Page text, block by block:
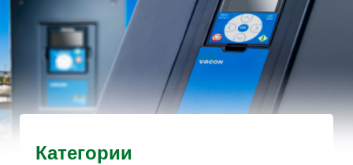
Категории